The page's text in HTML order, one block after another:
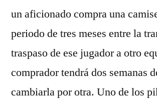
un aficionado compra una
periodo de tres meses entre la
traspaso de ese jugador a otro
comprador tendrá dos semanas
cambiarla por otra. Uno de los